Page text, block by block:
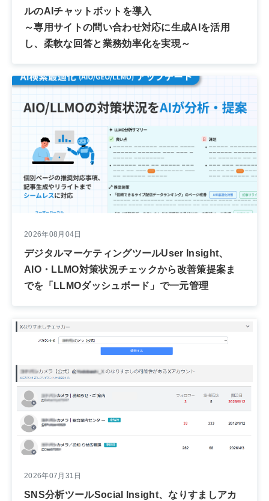
ルのAIチャットボットを導入
～専用サイトの問い合わせ対応に生成AIを活用
し、柔軟な回答と業務効率化を実現～
2026年08月04日
デジタルマーケティングツールUser Insight、
AIO・LLMO対策状況チェックから改善策提案ま
でを「LLMOダッシュボード」で一元管理
2026年07月31日
SNS分析ツールSocial Insight、なりすましアカ